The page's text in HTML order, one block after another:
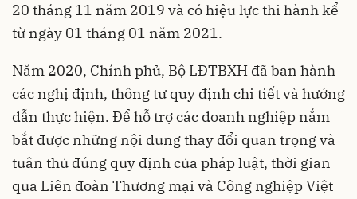
20 tháng 11 năm 2019 và có hiệu lực thi hành kể
từ ngày 01 tháng 01 năm 2021.
Năm 2020, Chính phủ, Bộ LĐTBXH đã ban hành
các nghị định, thông tư quy định chi tiết và hướng
dẫn thực hiện. Để hỗ trợ các doanh nghiệp nắm
bắt được những nội dung thay đổi quan trọng và
tuân thủ đúng quy định của pháp luật, thời gian
qua Liên đoàn Thương mại và Công nghiệp Việt